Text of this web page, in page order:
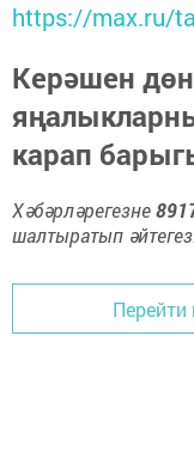
https://max.ru/
Керәшен
карап
Хәбәрләрегезне
шалтыратып
Перейти